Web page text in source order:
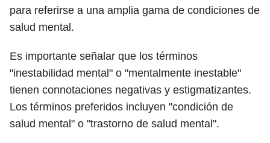
para referirse a una amplia gama de condiciones de
salud mental.
Es importante señalar que los términos
"inestabilidad mental" o "mentalmente inestable"
tienen connotaciones negativas y estigmatizantes.
Los términos preferidos incluyen "condición de
salud mental" o "trastorno de salud mental".